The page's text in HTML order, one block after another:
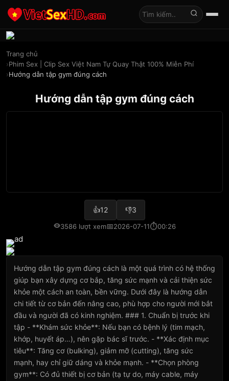
Tìm kiếm
Trang chủ
Phim Sex | Clip Sex Việt Nam Tự Quay Thật 100% Miễn Phí
Hướng dẫn tập gym đúng cách
Hướng dẫn tập gym đúng cách
👍12 👎3
3586 lượt xem📅2026-07-11⏱00:26
Hướng dẫn tập gym đúng cách là một quá trình có hệ thống
giúp bạn xây dựng cơ bắp, tăng sức mạnh và cải thiện sức
khỏe một cách an toàn, bền vững. Dưới đây là hướng dẫn
chi tiết từ cơ bản đến nâng cao, phù hợp cho người mới bắt
đầu và người đã có kinh nghiệm. ### 1. Chuẩn bị trước khi
tập - **Khám sức khỏe**: Nếu bạn có bệnh lý (tim mạch,
khớp, huyết áp…), nên gặp bác sĩ trước. - **Xác định mục
tiêu**: Tăng cơ (bulking), giảm mỡ (cutting), tăng sức
mạnh, hay chỉ giữ dáng và khỏe mạnh. - **Chọn phòng
gym**: Có đủ thiết bị cơ bản (tạ tự do, máy cable, máy